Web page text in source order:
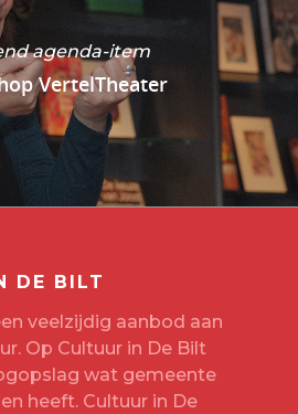
agenda-item
VertelTheater
DE BILT
veelzijdig aanbod aan
Op Cultuur in De Bilt
wat gemeente
heeft. Cultuur in De